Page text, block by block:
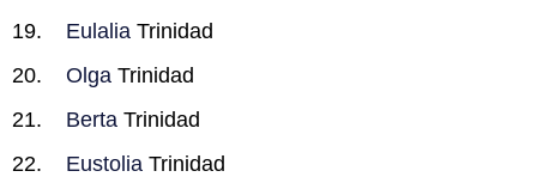
Eulalia Trinidad
Olga Trinidad
Berta Trinidad
Eustolia Trinidad